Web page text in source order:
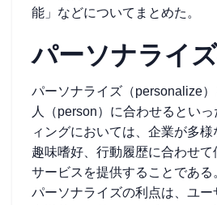
能」などについてまとめた。
パーソナライ
パーソナライズ（personalize
人（person）に合わせるとい
ィングにおいては、企業が多
趣味嗜好、行動履歴に合わせて
サービスを提供することである
パーソナライズの利点は、ユ